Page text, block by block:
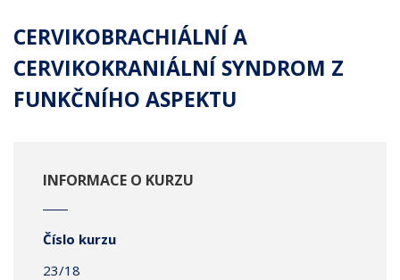
CERVIKOBRACHIÁLNÍ A
CERVIKOKRANIÁLNÍ SYNDROM Z
FUNKČNÍHO ASPEKTU
INFORMACE O KURZU
Číslo kurzu
23/18